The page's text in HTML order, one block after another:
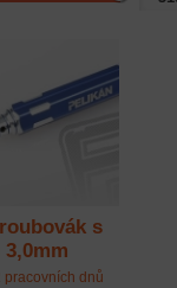
s
pracovních dnů